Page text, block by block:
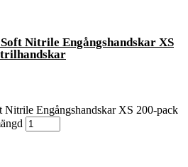
Nitrile Engångshandskar XS
Engångshandskar XS 200-pack